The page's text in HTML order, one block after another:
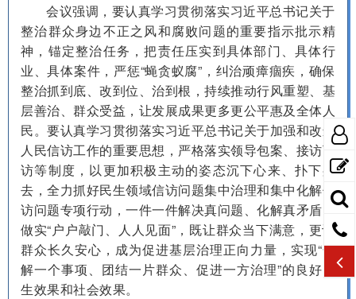
会议强调，要认真学习贯彻落实习近平总书记关于
整治群众身边不正之风和腐败问题的重要指示批示精
神，锚定整治任务，把责任压实到具体部门、具体行
业、具体案件，严惩“蝇贪蚁腐”，纠治顽瘴痼疾，确保
整治抓到底、改到位、治到根，持续推动行风重塑、基
层善治、群众受益，让发展成果更多更公平惠及全体人
民。要认真学习贯彻落实习近平总书记关于加强和改进
人民信访工作的重要思想，严格落实领导包案、接访下
访等制度，以更加积极主动的姿态沉下心来、扑下身
去，全力抓好民生领域信访问题集中治理和集中化解信
访问题专项行动，一件一件解决真问题、化解真矛盾，
做实“户户敲门、人人见面”，既让群众当下满意，更让
群众长久安心，成为促进基层治理正向力量，实现“化
解一个事项、团结一片群众、促进一方治理”的良好民
生效果和社会效果。